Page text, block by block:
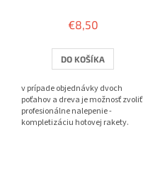
produktu
3,8
z
hviezdičiek.
€8,50
DO KOŠÍKA
v prípade objednávky dvoch
poťahov a dreva je možnosť zvoliť
profesionálne nalepenie -
kompletizáciu hotovej rakety.